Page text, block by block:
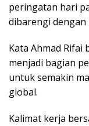
peringatan hari
dibarengi dengan
Kata Ahmad Rifai
menjadi bagian
untuk semakin
global.
Kalimat kerja